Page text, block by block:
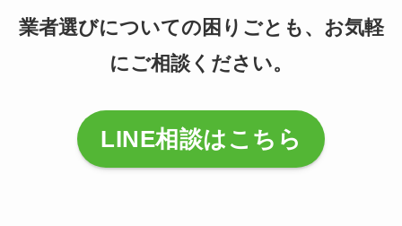
業者選びについての困りごとも、お気軽
にご相談ください。
LINE相談はこちら